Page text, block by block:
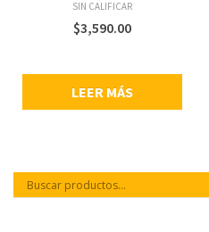
SIN CALIFICAR
$3,590.00
LEER MÁS